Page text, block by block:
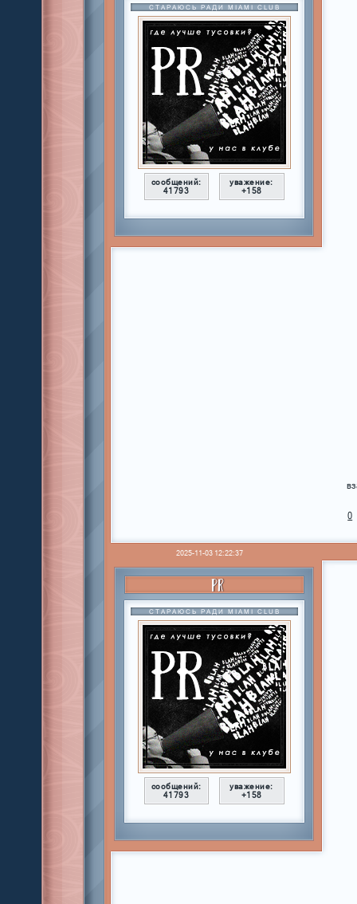
СТАРАЮСЬ РАДИ MIAMI CLUB
сообщений:
41793
уважение:
+158
0
2025-11-03 12:22:37
PR
СТАРАЮСЬ РАДИ MIAMI CLUB
сообщений:
41793
уважение:
+158